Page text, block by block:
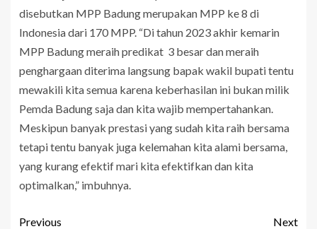
disebutkan MPP Badung merupakan MPP ke 8 di
Indonesia dari 170 MPP. “Di tahun 2023 akhir kemarin
MPP Badung meraih predikat 3 besar dan meraih
penghargaan diterima langsung bapak wakil bupati tentu
mewakili kita semua karena keberhasilan ini bukan milik
Pemda Badung saja dan kita wajib mempertahankan.
Meskipun banyak prestasi yang sudah kita raih bersama
tetapi tentu banyak juga kelemahan kita alami bersama,
yang kurang efektif mari kita efektifkan dan kita
optimalkan,” imbuhnya.
Previous
Next